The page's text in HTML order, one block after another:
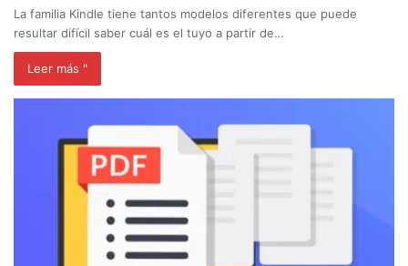
La familia Kindle tiene tantos modelos diferentes que puede
resultar difícil saber cuál es el tuyo a partir de…
Leer más "